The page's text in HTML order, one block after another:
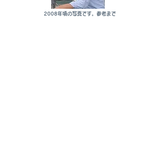
2008年頃の写真です。参考まで